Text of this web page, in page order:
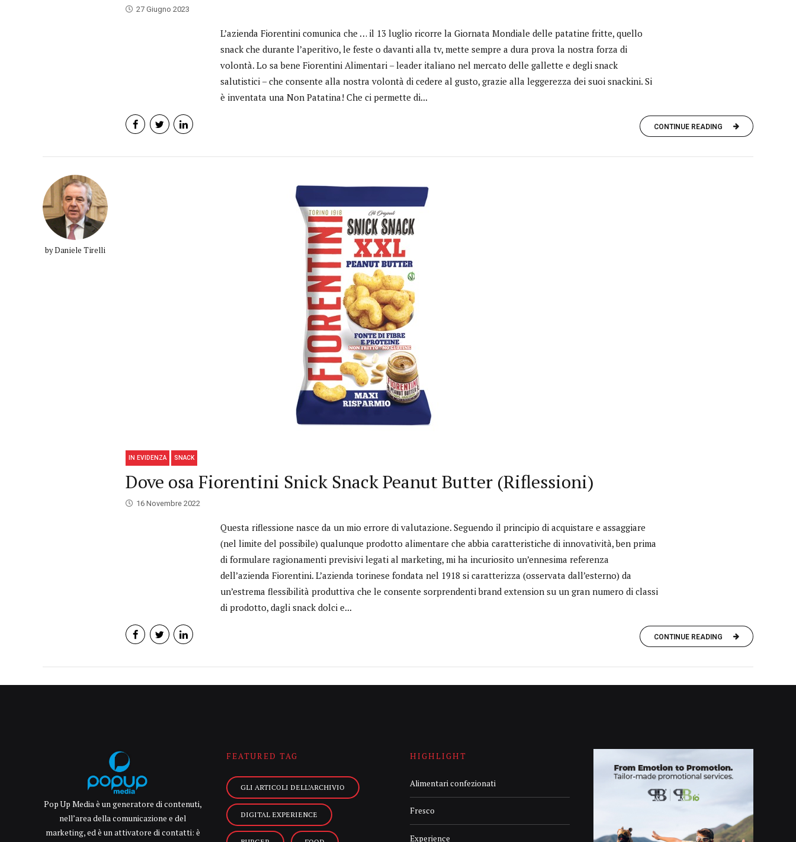
27 Giugno 2023
L’azienda Fiorentini comunica che … il 13 luglio ricorre la Giornata Mondiale delle patatine fritte, quello
snack che durante l’aperitivo, le feste o davanti alla tv, mette sempre a dura prova la nostra forza di
volontà. Lo sa bene Fiorentini Alimentari – leader italiano nel mercato delle gallette e degli snack
salutistici – che consente alla nostra volontà di cedere al gusto, grazie alla leggerezza dei suoi snackini. Si
è inventata una Non Patatina! Che ci permette di...
CONTINUE READING
by Daniele Tirelli
IN EVIDENZA SNACK
Dove osa Fiorentini Snick Snack Peanut Butter (Riflessioni)
16 Novembre 2022
Questa riflessione nasce da un mio errore di valutazione. Seguendo il principio di acquistare e assaggiare
(nel limite del possibile) qualunque prodotto alimentare che abbia caratteristiche di innovatività, ben prima
di formulare ragionamenti previsivi legati al marketing, mi ha incuriosito un’ennesima referenza
dell’azienda Fiorentini. L’azienda torinese fondata nel 1918 si caratterizza (osservata dall’esterno) da
un’estrema flessibilità produttiva che le consente sorprendenti brand extension su un gran numero di classi
di prodotto, dagli snack dolci e...
CONTINUE READING
Pop Up Media è un generatore di contenuti,
nell’area della comunicazione e del
marketing, ed è un attivatore di contatti: è
FEATURED TAG
GLI ARTICOLI DELL’ARCHIVIO
DIGITAL EXPERIENCE
HIGHLIGHT
Alimentari confezionati
Fresco
Experience